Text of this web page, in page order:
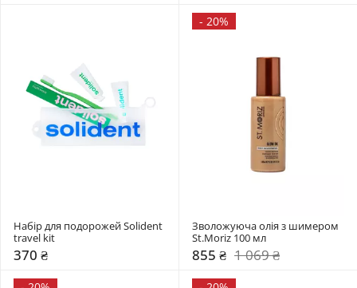
Набір для подорожей Solident
370 ₴
- 20%
Зволожуюча олія з шимером
855 ₴ 1 069 ₴